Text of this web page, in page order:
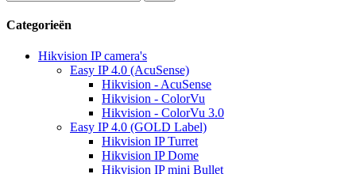
Categorieën
Hikvision IP camera's
Easy IP 4.0 (AcuSense)
Hikvision - AcuSense
Hikvision - ColorVu
Hikvision - ColorVu 3.0
Easy IP 4.0 (GOLD Label)
Hikvision IP Turret
Hikvision IP Dome
Hikvision IP mini Bullet